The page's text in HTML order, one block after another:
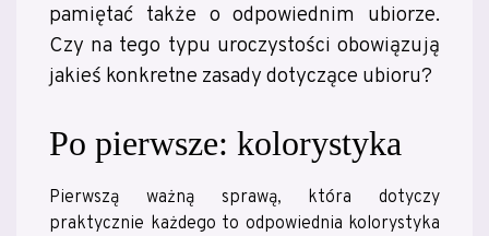
pamiętać także o odpowiednim ubiorze.
Czy na tego typu uroczystości obowiązują
jakieś konkretne zasady dotyczące ubioru?
Po pierwsze: kolorystyka
Pierwszą ważną sprawą, która dotyczy
praktycznie każdego to odpowiednia kolorystyka